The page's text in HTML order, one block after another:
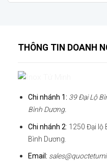
THÔNG TIN DOANH
Chi nhánh 1: 39 Đại Lộ
Bình Dương.
Chi nhánh 2: 1250 Đại lộ
Bình Dương.
Email: